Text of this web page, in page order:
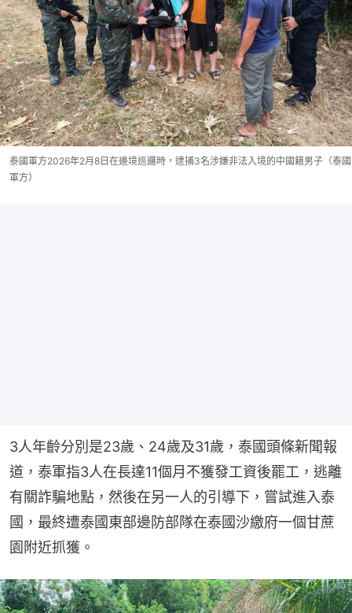
泰國軍方2026年2月8日在邊境巡邏時，逮捕3名涉嫌非法入境的中國籍男子（泰國
軍方）
3人年齡分別是23歲、24歲及31歲，泰國頭條新聞報
道，泰軍指3人在長達11個月不獲發工資後罷工，逃離
有關詐騙地點，然後在另一人的引導下，嘗試進入泰
國，最終遭泰國東部邊防部隊在泰國沙繳府一個甘蔗
園附近抓獲。